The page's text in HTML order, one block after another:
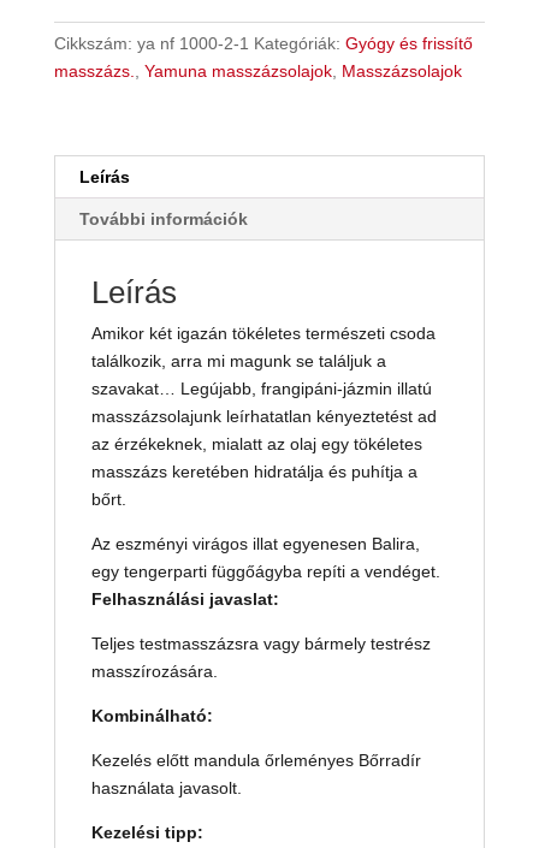
mennyiség
Cikkszám: ya nf 1000-2-1 Kategóriák: Gyógy és frissítő
masszázs.
Yamuna masszázsolajok, Masszázsolajok
Leírás
További információk
Leírás
Amikor két igazán tökéletes természeti csoda
találkozik, arra mi magunk se találjuk a
szavakat… Legújabb, frangipáni-jázmin illatú
masszázsolajunk leírhatatlan kényeztetést ad
az érzékeknek, mialatt az olaj egy tökéletes
masszázs keretében hidratálja és puhítja a
bőrt.
Az eszményi virágos illat egyenesen Balira,
egy tengerparti függőágyba repíti a vendéget.
Felhasználási javaslat:
Teljes testmasszázsra vagy bármely testrész
masszírozására.
Kombinálható:
Kezelés előtt mandula őrleményes Bőrradír
használata javasolt.
Kezelési tipp: